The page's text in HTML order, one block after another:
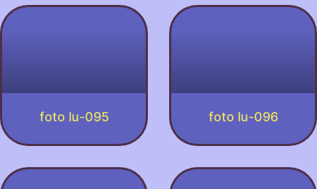
foto lu-095 foto lu-096